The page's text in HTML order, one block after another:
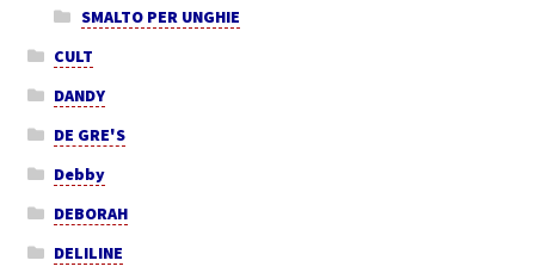
SMALTO PER UNGHIE
CULT
DANDY
DE GRE'S
Debby
DEBORAH
DELILINE